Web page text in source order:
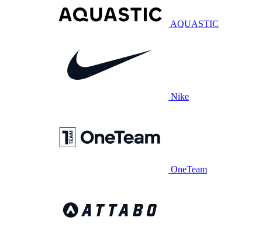
AQUASTIC
Nike
OneTeam